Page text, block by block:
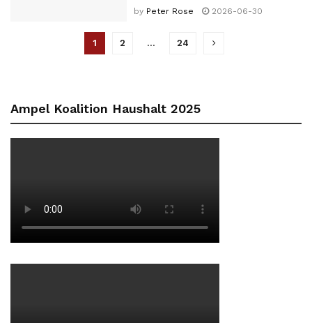
by Peter Rose 2026-06-30
1 2 … 24
Ampel Koalition Haushalt 2025